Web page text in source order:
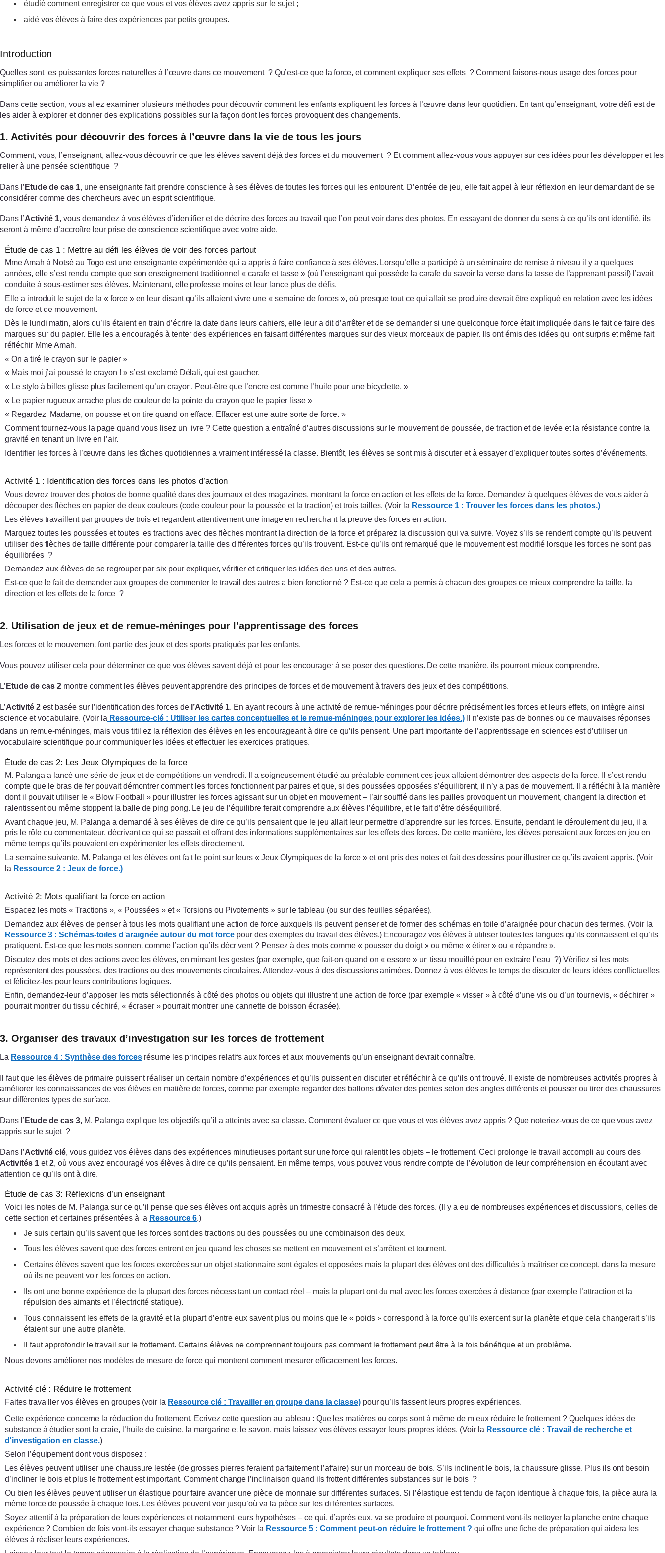
étudié comment enregistrer ce que vous et vos élèves avez appris sur le sujet ;
aidé vos élèves à faire des expériences par petits groupes.
Introduction
Quelles sont les puissantes forces naturelles à l’œuvre dans ce mouvement ? Qu’est-ce que la force, et comment expliquer ses effets ? Comment faisons-nous usage des forces pour
simplifier ou améliorer la vie ?
Dans cette section, vous allez examiner plusieurs méthodes pour découvrir comment les enfants expliquent les forces à l’œuvre dans leur quotidien. En tant qu’enseignant, votre défi est de
les aider à explorer et donner des explications possibles sur la façon dont les forces provoquent des changements.
1. Activités pour découvrir des forces à l’œuvre dans la vie de tous les jours
Comment, vous, l’enseignant, allez-vous découvrir ce que les élèves savent déjà des forces et du mouvement ? Et comment allez-vous vous appuyer sur ces idées pour les développer et les
relier à une pensée scientifique ?
Dans l’ Etude de cas 1, une enseignante fait prendre conscience à ses élèves de toutes les forces qui les entourent. D’entrée de jeu, elle fait appel à leur réflexion en leur demandant de se
considérer comme des chercheurs avec un esprit scientifique.
Dans l’Activité 1, vous demandez à vos élèves d’identifier et de décrire des forces au travail que l’on peut voir dans des photos. En essayant de donner du sens à ce qu’ils ont identifié, ils
seront à même d’accroître leur prise de conscience scientifique avec votre aide.
Étude de cas 1 : Mettre au défi les élèves de voir des forces partout
Mme Amah à Notsè au Togo est une enseignante expérimentée qui a appris à faire confiance à ses élèves. Lorsqu’elle a participé à un séminaire de remise à niveau il y a quelques
années, elle s’est rendu compte que son enseignement traditionnel « carafe et tasse » (où l’enseignant qui possède la carafe du savoir la verse dans la tasse de l’apprenant passif) l’avait
conduite à sous-estimer ses élèves. Maintenant, elle professe moins et leur lance plus de défis.
Elle a introduit le sujet de la « force » en leur disant qu’ils allaient vivre une « semaine de forces », où presque tout ce qui allait se produire devrait être expliqué en relation avec les idées
de force et de mouvement.
Dès le lundi matin, alors qu’ils étaient en train d’écrire la date dans leurs cahiers, elle leur a dit d’arrêter et de se demander si une quelconque force était impliquée dans le fait de faire des
marques sur du papier. Elle les a encouragés à tenter des expériences en faisant différentes marques sur des vieux morceaux de papier. Ils ont émis des idées qui ont surpris et même fait
réfléchir Mme Amah.
« On a tiré le crayon sur le papier »
« Mais moi j’ai poussé le crayon ! » s’est exclamé Délali, qui est gaucher.
« Le stylo à billes glisse plus facilement qu’un crayon. Peut-être que l’encre est comme l’huile pour une bicyclette. »
« Le papier rugueux arrache plus de couleur de la pointe du crayon que le papier lisse »
« Regardez, Madame, on pousse et on tire quand on efface. Effacer est une autre sorte de force. »
Comment tournez-vous la page quand vous lisez un livre ? Cette question a entraîné d’autres discussions sur le mouvement de poussée, de traction et de levée et la résistance contre la
gravité en tenant un livre en l’air.
Identifier les forces à l’œuvre dans les tâches quotidiennes a vraiment intéressé la classe. Bientôt, les élèves se sont mis à discuter et à essayer d’expliquer toutes sortes d’événements.
Activité 1 : Identification des forces dans les photos d’action
Vous devrez trouver des photos de bonne qualité dans des journaux et des magazines, montrant la force en action et les effets de la force. Demandez à quelques élèves de vous aider à
découper des flèches en papier de deux couleurs (code couleur pour la poussée et la traction) et trois tailles. (Voir la Ressource 1 : Trouver les forces dans les photos.)
Les élèves travaillent par groupes de trois et regardent attentivement une image en recherchant la preuve des forces en action.
Marquez toutes les poussées et toutes les tractions avec des flèches montrant la direction de la force et préparez la discussion qui va suivre. Voyez s’ils se rendent compte qu’ils peuvent
utiliser des flèches de taille différente pour comparer la taille des différentes forces qu’ils trouvent. Est-ce qu’ils ont remarqué que le mouvement est modifié lorsque les forces ne sont pas
équilibrées ?
Demandez aux élèves de se regrouper par six pour expliquer, vérifier et critiquer les idées des uns et des autres.
Est-ce que le fait de demander aux groupes de commenter le travail des autres a bien fonctionné ? Est-ce que cela a permis à chacun des groupes de mieux comprendre la taille, la
direction et les effets de la force ?
2. Utilisation de jeux et de remue-méninges pour l’apprentissage des forces
Les forces et le mouvement font partie des jeux et des sports pratiqués par les enfants.
Vous pouvez utiliser cela pour déterminer ce que vos élèves savent déjà et pour les encourager à se poser des questions. De cette manière, ils pourront mieux comprendre.
L’ Etude de cas 2 montre comment les élèves peuvent apprendre des principes de forces et de mouvement à travers des jeux et des compétitions.
L’Activité 2 est basée sur l’identification des forces de l’Activité 1. En ayant recours à une activité de remue-méninges pour décrire précisément les forces et leurs effets, on intègre ainsi
science et vocabulaire. (Voir la Ressource-clé : Utiliser les cartes conceptuelles et le remue-méninges pour explorer les idées.) Il n’existe pas de bonnes ou de mauvaises réponses
dans un remue-méninges, mais vous titillez la réflexion des élèves en les encourageant à dire ce qu’ils pensent. Une part importante de l’apprentissage en sciences est d’utiliser un
vocabulaire scientifique pour communiquer les idées et effectuer les exercices pratiques.
Étude de cas 2: Les Jeux Olympiques de la force
M. Palanga a lancé une série de jeux et de compétitions un vendredi. Il a soigneusement étudié au préalable comment ces jeux allaient démontrer des aspects de la force. Il s’est rendu
compte que le bras de fer pouvait démontrer comment les forces fonctionnent par paires et que, si des poussées opposées s’équilibrent, il n’y a pas de mouvement. Il a réfléchi à la manière
dont il pouvait utiliser le « Blow Football » pour illustrer les forces agissant sur un objet en mouvement – l’air soufflé dans les pailles provoquent un mouvement, changent la direction et
ralentissent ou même stoppent la balle de ping pong. Le jeu de l’équilibre ferait comprendre aux élèves l’équilibre, et le fait d’être déséquilibré.
Avant chaque jeu, M. Palanga a demandé à ses élèves de dire ce qu’ils pensaient que le jeu allait leur permettre d’apprendre sur les forces. Ensuite, pendant le déroulement du jeu, il a
pris le rôle du commentateur, décrivant ce qui se passait et offrant des informations supplémentaires sur les effets des forces. De cette manière, les élèves pensaient aux forces en jeu en
même temps qu’ils pouvaient en expérimenter les effets directement.
La semaine suivante, M. Palanga et les élèves ont fait le point sur leurs « Jeux Olympiques de la force » et ont pris des notes et fait des dessins pour illustrer ce qu’ils avaient appris. (Voir
la Ressource 2 : Jeux de force.)
Activité 2: Mots qualifiant la force en action
Espacez les mots « Tractions », « Poussées » et « Torsions ou Pivotements » sur le tableau (ou sur des feuilles séparées).
Demandez aux élèves de penser à tous les mots qualifiant une action de force auxquels ils peuvent penser et de former des schémas en toile d’araignée pour chacun des termes. (Voir la
Ressource 3 : Schémas-toiles d’araignée autour du mot force pour des exemples du travail des élèves.) Encouragez vos élèves à utiliser toutes les langues qu’ils connaissent et qu’ils
pratiquent. Est-ce que les mots sonnent comme l’action qu’ils décrivent ? Pensez à des mots comme « pousser du doigt » ou même « étirer » ou « répandre ».
Discutez des mots et des actions avec les élèves, en mimant les gestes (par exemple, que fait-on quand on « essore » un tissu mouillé pour en extraire l’eau ?) Vérifiez si les mots
représentent des poussées, des tractions ou des mouvements circulaires. Attendez-vous à des discussions animées. Donnez à vos élèves le temps de discuter de leurs idées conflictuelles
et félicitez-les pour leurs contributions logiques.
Enfin, demandez-leur d’apposer les mots sélectionnés à côté des photos ou objets qui illustrent une action de force (par exemple « visser » à côté d’une vis ou d’un tournevis, « déchirer »
pourrait montrer du tissu déchiré, « écraser » pourrait montrer une cannette de boisson écrasée).
3. Organiser des travaux d’investigation sur les forces de frottement
La Ressource 4 : Synthèse des forces résume les principes relatifs aux forces et aux mouvements qu’un enseignant devrait connaître.
Il faut que les élèves de primaire puissent réaliser un certain nombre d’expériences et qu’ils puissent en discuter et réfléchir à ce qu’ils ont trouvé. Il existe de nombreuses activités propres à
améliorer les connaissances de vos élèves en matière de forces, comme par exemple regarder des ballons dévaler des pentes selon des angles différents et pousser ou tirer des chaussures
sur différentes types de surface.
Dans l’ Etude de cas 3, M. Palanga explique les objectifs qu’il a atteints avec sa classe. Comment évaluer ce que vous et vos élèves avez appris ? Que noteriez-vous de ce que vous avez
appris sur le sujet ?
Dans l’Activité clé, vous guidez vos élèves dans des expériences minutieuses portant sur une force qui ralentit les objets – le frottement. Ceci prolonge le travail accompli au cours des
Activités 1 et2, où vous avez encouragé vos élèves à dire ce qu’ils pensaient. En même temps, vous pouvez vous rendre compte de l’évolution de leur compréhension en écoutant avec
attention ce qu’ils ont à dire.
Étude de cas 3: Réflexions d’un enseignant
Voici les notes de M. Palanga sur ce qu’il pense que ses élèves ont acquis après un trimestre consacré à l’étude des forces. (Il y a eu de nombreuses expériences et discussions, celles de
cette section et certaines présentées à la Ressource 6.)
Je suis certain qu’ils savent que les forces sont des tractions ou des poussées ou une combinaison des deux.
Tous les élèves savent que des forces entrent en jeu quand les choses se mettent en mouvement et s’arrêtent et tournent.
Certains élèves savent que les forces exercées sur un objet stationnaire sont égales et opposées mais la plupart des élèves ont des difficultés à maîtriser ce concept, dans la mesure
où ils ne peuvent voir les forces en action.
Ils ont une bonne expérience de la plupart des forces nécessitant un contact réel – mais la plupart ont du mal avec les forces exercées à distance (par exemple l’attraction et la
répulsion des aimants et l’électricité statique).
Tous connaissent les effets de la gravité et la plupart d’entre eux savent plus ou moins que le « poids » correspond à la force qu’ils exercent sur la planète et que cela changerait s’ils
étaient sur une autre planète.
Il faut approfondir le travail sur le frottement. Certains élèves ne comprennent toujours pas comment le frottement peut être à la fois bénéfique et un problème.
Nous devons améliorer nos modèles de mesure de force qui montrent comment mesurer efficacement les forces.
Activité clé : Réduire le frottement
Faites travailler vos élèves en groupes (voir la Ressource clé : Travailler en groupe dans la classe) pour qu’ils fassent leurs propres expériences.
Cette expérience concerne la réduction du frottement. Ecrivez cette question au tableau : Quelles matières ou corps sont à même de mieux réduire le frottement ? Quelques idées de
substance à étudier sont la craie, l’huile de cuisine, la margarine et le savon, mais laissez vos élèves essayer leurs propres idées. (Voir la Ressource clé : Travail de recherche et
d'investigation en classe.)
Selon l’équipement dont vous disposez :
Les élèves peuvent utiliser une chaussure lestée (de grosses pierres feraient parfaitement l’affaire) sur un morceau de bois. S’ils inclinent le bois, la chaussure glisse. Plus ils ont besoin
d’incliner le bois et plus le frottement est important. Comment change l’inclinaison quand ils frottent différentes substances sur le bois ?
Ou bien les élèves peuvent utiliser un élastique pour faire avancer une pièce de monnaie sur différentes surfaces. Si l’élastique est tendu de façon identique à chaque fois, la pièce aura la
même force de poussée à chaque fois. Les élèves peuvent voir jusqu’où va la pièce sur les différentes surfaces.
Soyez attentif à la préparation de leurs expériences et notamment leurs hypothèses – ce qui, d’après eux, va se produire et pourquoi. Comment vont-ils nettoyer la planche entre chaque
expérience ? Combien de fois vont-ils essayer chaque substance ? Voir la Ressource 5 : Comment peut-on réduire le frottement ? qui offre une fiche de préparation qui aidera les
élèves à réaliser leurs expériences.